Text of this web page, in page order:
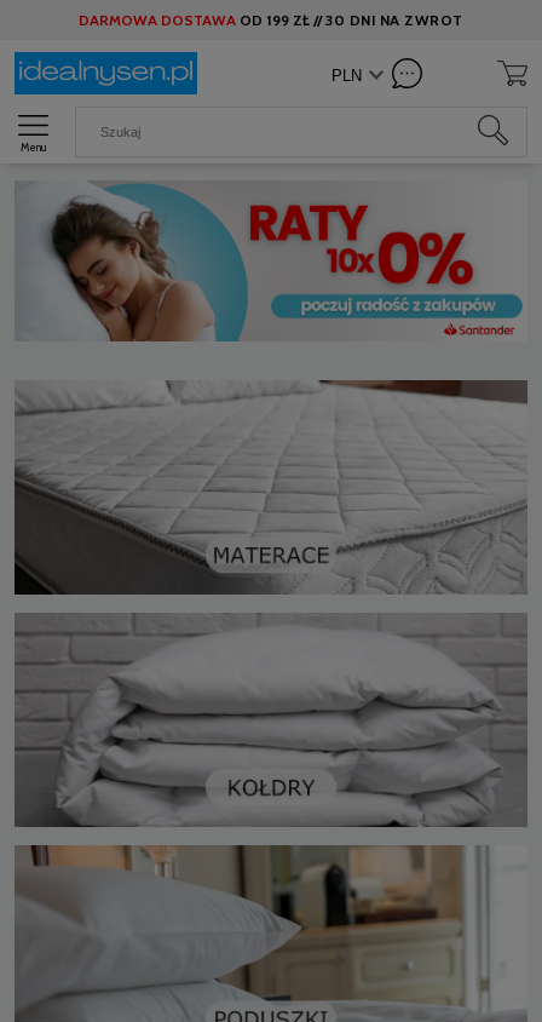
DARMOWA DOSTAWA OD 199 ZŁ //30 DNI NA ZWROT
Menu